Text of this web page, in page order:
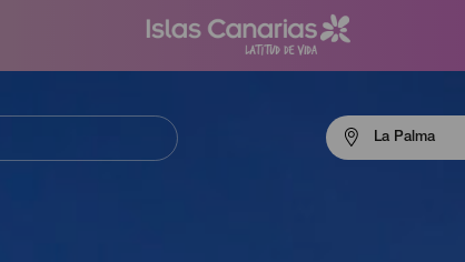
La Palma